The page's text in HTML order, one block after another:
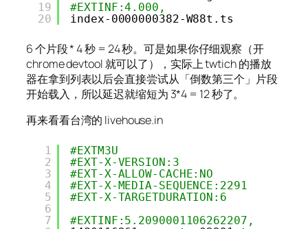
19
20
#EXTINF:4.000,
index-0000000382-W88t.ts
6 个片段 * 4 秒 = 24 秒。可是如果你仔细观察（开
chrome devtool 就可以了），实际上 twtich 的播放
器在拿到列表以后会直接尝试从「倒数第三个」片段
开始载入，所以延迟就缩短为 3*4 = 12 秒了。
再来看看台湾的 livehouse.in
1
2
3
4
5
6
7
#EXTM3U
#EXT-X-VERSION:3
#EXT-X-ALLOW-CACHE:NO
#EXT-X-MEDIA-SEQUENCE:2291
#EXT-X-TARGETDURATION:6
#EXTINF:5.2090001106262207,